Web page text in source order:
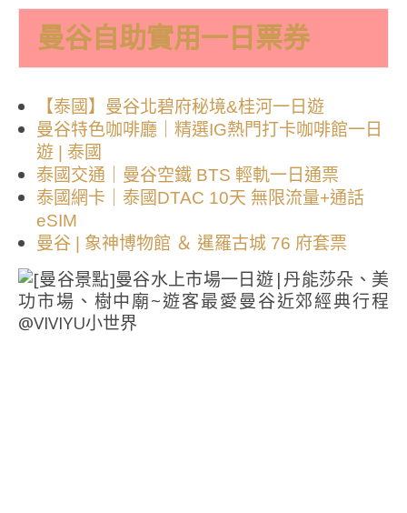
曼谷自助實用一日票券
【泰國】曼谷北碧府秘境&桂河一日遊
曼谷特色咖啡廳｜精選IG熱門打卡咖啡館一日
遊 | 泰國
泰國交通｜曼谷空鐵 BTS 輕軌一日通票
泰國網卡｜泰國DTAC 10天 無限流量+通話
eSIM
曼谷 | 象神博物館 ＆ 暹羅古城 76 府套票